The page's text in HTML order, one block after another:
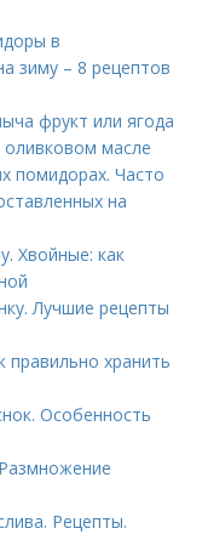
в
зиму – 8 рецептов
фрукт или ягода
масле
помидорах. Часто
на
Хвойные: как
Лучшие рецепты
правильно хранить
Особенность
Рецепты.